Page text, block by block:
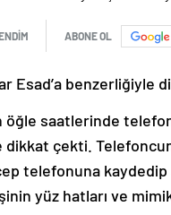
ABONE OL
Esad’a
saatlerinde
dikkat çekti.
telefonuna
yüz hatları ve